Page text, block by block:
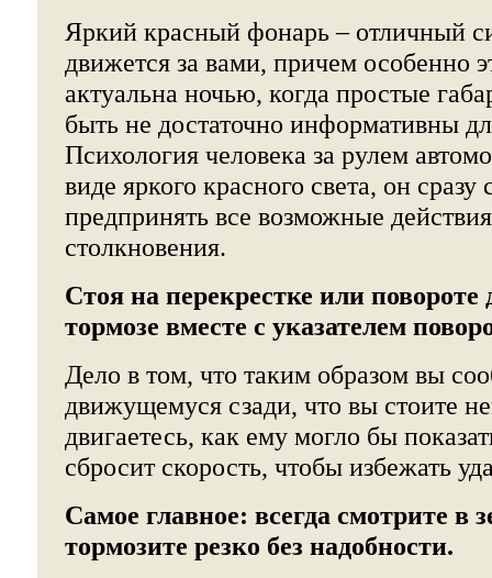
Яркий красный фонарь – отличный
движется за вами, причем особенно
актуальна ночью, когда простые
быть не достаточно информативны
Психология человека за рулем
виде яркого красного света, он сразу
предпринять все возможные
столкновения.
Стоя на перекрестке или повороте
тормозе вместе с указателем
Дело в том, что таким образом вы
движущемуся сзади, что вы стоите
двигаетесь, как ему могло бы
сбросит скорость, чтобы избежать
Самое главное: всегда смотрите в
тормозите резко без надобности.